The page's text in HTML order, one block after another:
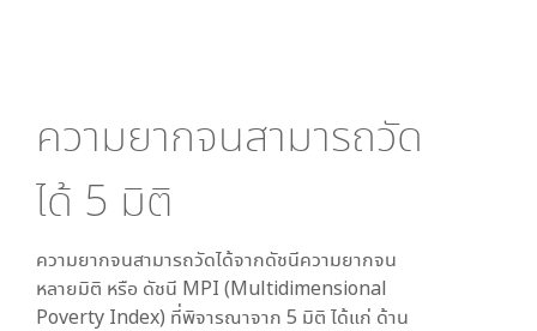
ความยากจนสามารถวัด
ได้ 5 มิติ
ความยากจนสามารถวัดได้จากดัชนีความยากจน
หลายมิติ หรือ ดัชนี MPI (Multidimensional
Poverty Index) ที่พิจารณาจาก 5 มิติ ได้แก่ ด้าน